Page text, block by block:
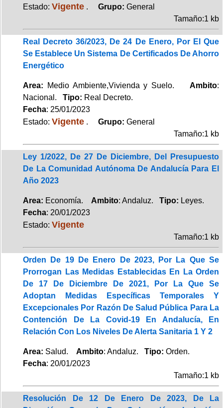
Estado: Vigente . Grupo: General
Tamaño:1 kb
Real Decreto 36/2023, De 24 De Enero, Por El Que
Se Establece Un Sistema De Certificados De Ahorro
Energético
Area: Medio Ambiente,Vivienda y Suelo. Ambito:
Nacional. Tipo: Real Decreto.
Fecha: 25/01/2023
Estado: Vigente . Grupo: General
Tamaño:1 kb
Ley 1/2022, De 27 De Diciembre, Del Presupuesto
De La Comunidad Autónoma De Andalucía Para El
Año 2023
Area: Economía. Ambito: Andaluz. Tipo: Leyes.
Fecha: 20/01/2023
Estado: Vigente
Tamaño:1 kb
Orden De 19 De Enero De 2023, Por La Que Se
Prorrogan Las Medidas Establecidas En La Orden
De 17 De Diciembre De 2021, Por La Que Se
Adoptan Medidas Específicas Temporales Y
Excepcionales Por Razón De Salud Pública Para La
Contención De La Covid-19 En Andalucía, En
Relación Con Los Niveles De Alerta Sanitaria 1 Y 2
Area: Salud. Ambito: Andaluz. Tipo: Orden.
Fecha: 20/01/2023
Tamaño:1 kb
Resolución De 12 De Enero De 2023, De La